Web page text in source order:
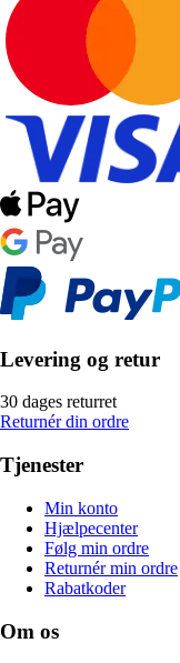
Levering og retur
30 dages returret
Returnér din ordre
Tjenester
Min konto
Hjælpecenter
Følg min ordre
Returnér min ordre
Rabatkoder
Om os